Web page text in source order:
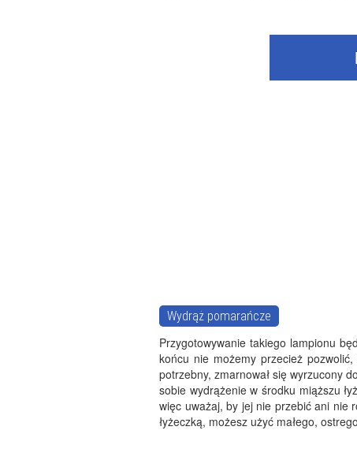
Wydrąż pomarańcze
Przygotowywanie takiego lampionu
końcu nie możemy przecież
potrzebny, zmarnował się wyrzucony
sobie wydrążenie w środku miąższu
więc uważaj, by jej nie przebić ani nie
łyżeczką, możesz użyć małego,